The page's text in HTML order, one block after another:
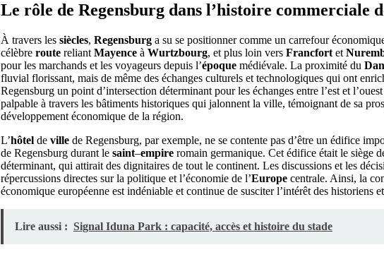
Le rôle de Regensburg dans l’histoire commerciale
À travers les siècles, Regensburg a su se positionner comme un carrefour
célèbre route reliant Mayence à Wurtzbourg, et plus loin vers Francfort et
pour les marchands et les voyageurs depuis l’époque médiévale. La proximité du
fluvial florissant, mais de même des échanges culturels et technologiques qui ont
Regensburg un point d’intersection déterminant pour les échanges entre l’est et l’ouest
palpable à travers les bâtiments historiques qui jalonnent la ville, témoignant de sa
développement économique de la région.
L’hôtel de ville de Regensburg, par exemple, ne se contente pas d’être un édifice
de Regensburg durant le saint–empire romain germanique. Cet édifice était le siège
déterminant, qui attirait des dignitaires de tout le continent. Les discussions et les
répercussions directes sur la politique et l’économie de l’Europe centrale. Ainsi, la
économique européenne est indéniable et continue de susciter l’intérêt des historiens
Lire aussi : Signal Iduna Park : capacité, accès et histoire du stade